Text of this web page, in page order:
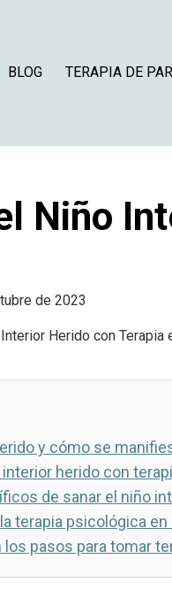
BLOG TERAPIA DE
Niño
de 2023
Herido con Terapia
y cómo se
herido con
de sanar el niño
terapia psicológica en
los pasos para tomar